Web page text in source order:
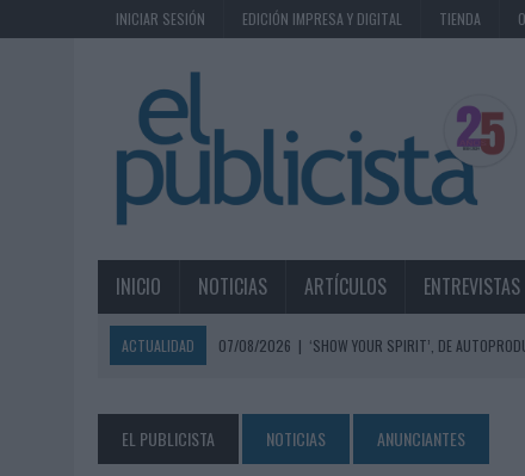
INICIAR SESIÓN EDICIÓN IMPRESA Y DIGITAL TIENDA
INICIO NOTICIAS ARTÍCULOS ENTREVISTAS
ACTUALIDAD 07/08/2026 | ‘SHOW YOUR SPIRIT’, DE
07/08/2026 | MG SPIRIT RELANZA SU MARCA CON UNA
EL PUBLICISTA NOTICIAS ANUNCIANTES